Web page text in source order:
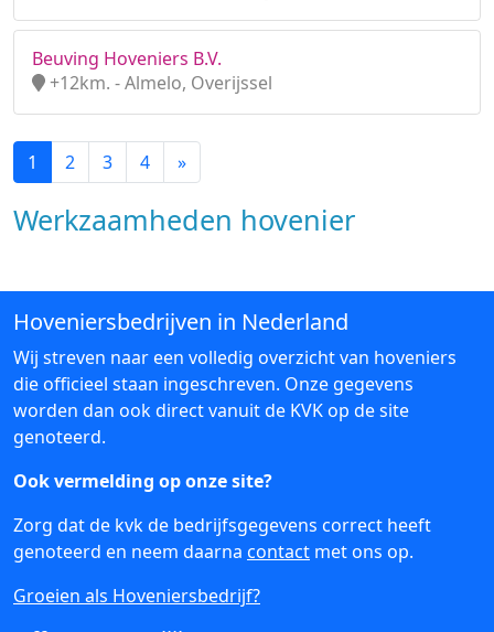
Beuving Hoveniers B.V.
+12km. - Almelo, Overijssel
1 2 3 4 »
Werkzaamheden hovenier
Hoveniersbedrijven in Nederland
Wij streven naar een volledig overzicht van hoveniers
die officieel staan ingeschreven. Onze gegevens
worden dan ook direct vanuit de KVK op de site
genoteerd.
Ook vermelding op onze site?
Zorg dat de kvk de bedrijfsgegevens correct heeft
genoteerd en neem daarna contact met ons op.
Groeien als Hoveniersbedrijf?